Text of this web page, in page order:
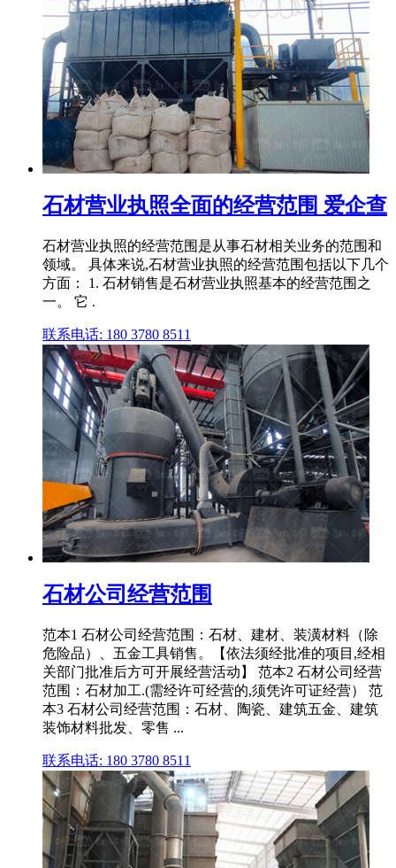
石材营业执照全面的经营范围 爱企查
石材营业执照的经营范围是从事石材相关业务的范围和
领域。 具体来说,石材营业执照的经营范围包括以下几个
方面： 1. 石材销售是石材营业执照基本的经营范围之
一。 它 .
联系电话: 180 3780 8511
石材公司经营范围
范本1 石材公司经营范围：石材、建材、装潢材料（除
危险品）、五金工具销售。【依法须经批准的项目,经相
关部门批准后方可开展经营活动】 范本2 石材公司经营
范围：石材加工.(需经许可经营的,须凭许可证经营） 范
本3 石材公司经营范围：石材、陶瓷、建筑五金、建筑
装饰材料批发、零售 ...
联系电话: 180 3780 8511